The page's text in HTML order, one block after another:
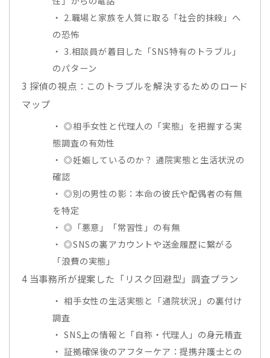
2.職場と家族を人質に取る「社会的抹殺」へ
の恐怖
3.相談員が着目した「SNS特有のトラブル」
のパターン
3 探偵の視点：このトラブルを解決するためのロード
マップ
◎相手女性と代理人の「実態」を把握する実
態調査の有効性
◎妊娠しているのか？ 通院実態と生活状況の
確認
◎別の男性の影：本命の彼氏や配偶者の有無
を特定
◎「悪意」「常習性」の有無
◎SNSの裏アカウントや送金履歴に繋がる
「浪費の実態」
4当事務所が提案した「リスク回避型」調査プラン
相手女性の生活実態と「通院状況」の裏付け
調査
SNS上の情報と「自称・代理人」の身元精査
証拠確保後のアフターケア：提携弁護士との